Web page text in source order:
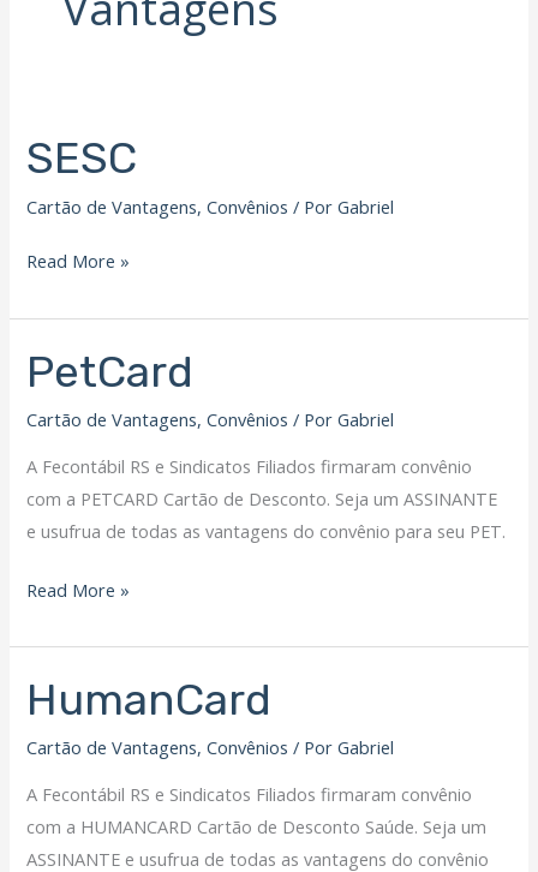
Filiação Sindical
Vagas/Oportunidades
Agenda
Contato
SESC
Cartão de Vantagens,Convênios / PorGabriel
SESC
Read More »
PetCard
Cartão de Vantagens,Convênios / PorGabriel
A Fecontábil RS e Sindicatos Filiados firmaram convênio
com a PETCARD Cartão de Desconto. Seja um ASSINANTE
e usufrua de todas as vantagens do convênio para seu PET.
PetCard
Read More »
HumanCard
Cartão de Vantagens,Convênios / PorGabriel
A Fecontábil RS e Sindicatos Filiados firmaram convênio
com a HUMANCARD Cartão de Desconto Saúde. Seja um
ASSINANTE e usufrua de todas as vantagens do convênio
HumanCard